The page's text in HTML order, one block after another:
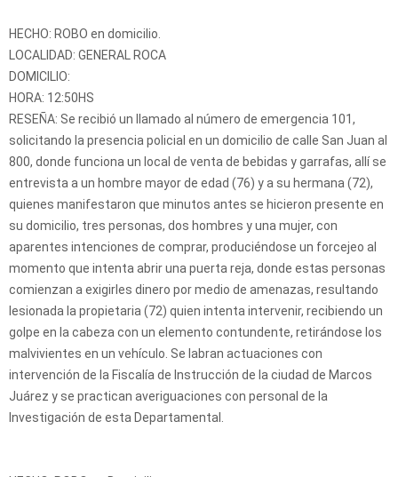
HECHO: ROBO en domicilio.
LOCALIDAD: GENERAL ROCA
DOMICILIO:
HORA: 12:50HS
RESEÑA: Se recibió un llamado al número de emergencia 101,
solicitando la presencia policial en un domicilio de calle San Juan al
800, donde funciona un local de venta de bebidas y garrafas, allí se
entrevista a un hombre mayor de edad (76) y a su hermana (72),
quienes manifestaron que minutos antes se hicieron presente en
su domicilio, tres personas, dos hombres y una mujer, con
aparentes intenciones de comprar, produciéndose un forcejeo al
momento que intenta abrir una puerta reja, donde estas personas
comienzan a exigirles dinero por medio de amenazas, resultando
lesionada la propietaria (72) quien intenta intervenir, recibiendo un
golpe en la cabeza con un elemento contundente, retirándose los
malvivientes en un vehículo. Se labran actuaciones con
intervención de la Fiscalía de Instrucción de la ciudad de Marcos
Juárez y se practican averiguaciones con personal de la
Investigación de esta Departamental.